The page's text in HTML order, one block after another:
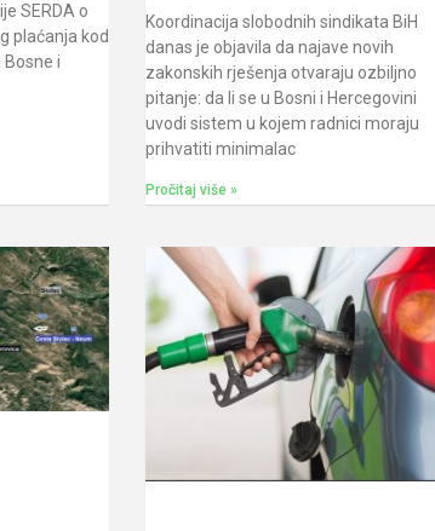
SERDA o
plaćanja kod
i
Koordinacija slobodnih sindikata BiH
danas je objavila da najave novih
zakonskih rješenja otvaraju ozbiljno
pitanje: da li se u Bosni i Hercegovini
uvodi sistem u kojem radnici moraju
prihvatiti minimalac
Pročitaj više »